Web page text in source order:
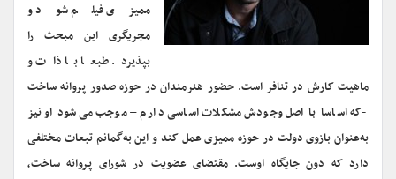
ممیزی فیلم شود و
مجریگری این مبحث را
بپذیرد. طبعا با ذات و
ماهیت کارش در تنافر است. حضور هنرمندان در حوزه صدور پروانه ساخت
-که اساسا با اصل وجودش مشکلات اساسی دارم – موجب می‌شود او نیز
به‌عنوان بازوی دولت در حوزه ممیزی عمل کند و این به‌گمانم تبعات مختلفی
دارد که دون جایگاه اوست. مقتضای عضویت در شورای پروانه ساخت،